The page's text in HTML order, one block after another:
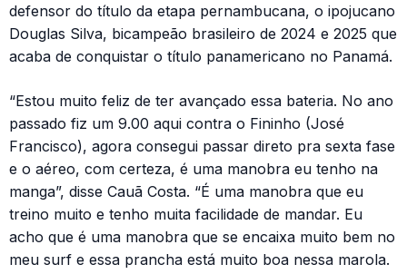
defensor do título da etapa pernambucana, o ipojucano
Douglas Silva, bicampeão brasileiro de 2024 e 2025 que
acaba de conquistar o título panamericano no Panamá.
“Estou muito feliz de ter avançado essa bateria. No ano
passado fiz um 9.00 aqui contra o Fininho (José
Francisco), agora consegui passar direto pra sexta fase
e o aéreo, com certeza, é uma manobra eu tenho na
manga”, disse Cauã Costa. “É uma manobra que eu
treino muito e tenho muita facilidade de mandar. Eu
acho que é uma manobra que se encaixa muito bem no
meu surf e essa prancha está muito boa nessa marola.